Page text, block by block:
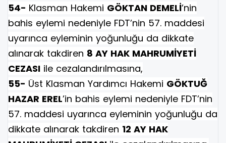
54- Klasman Hakemi GÖKTAN DEMELİ’nin
bahis eylemi nedeniyle FDT’nin 57. maddesi
uyarınca eyleminin yoğunluğu da dikkate
alınarak takdiren 8 AY HAK MAHRUMİYETİ
CEZASI ile cezalandırılmasına,
55- Üst Klasman Yardımcı Hakemi GÖKTUĞ
HAZAR EREL’in bahis eylemi nedeniyle FDT’nin
57. maddesi uyarınca eyleminin yoğunluğu da
dikkate alınarak takdiren 12 AY HAK